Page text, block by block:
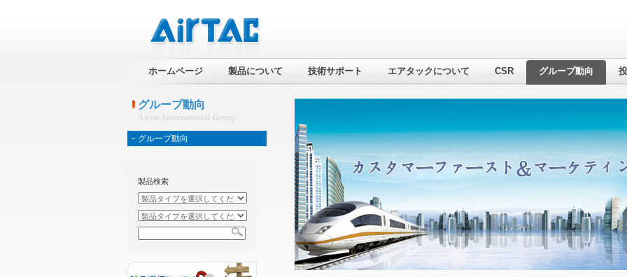
ホームページ 製品について 技術サポート エアタックについて CSR グループ動向
グループ動向
Airtac International Group
グループ動向
製品検索